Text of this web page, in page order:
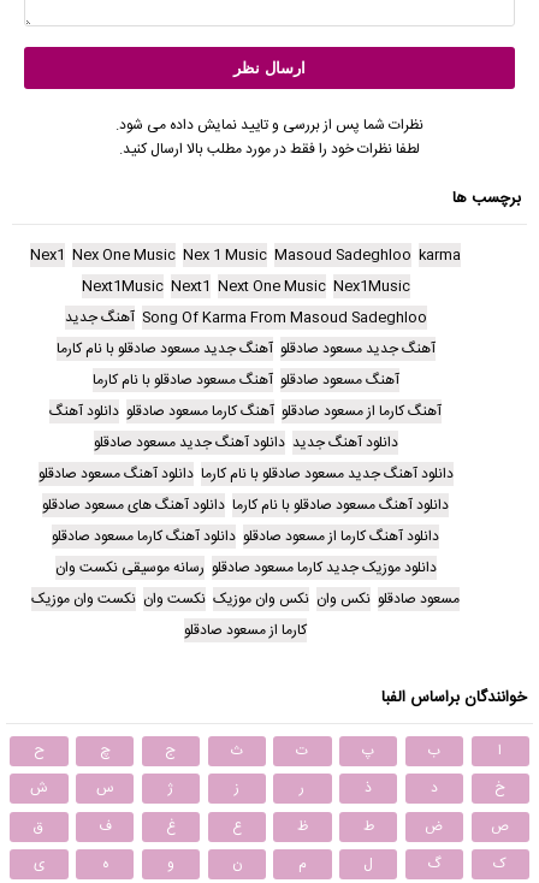
نظرات شما پس از بررسی و تایید نمایش داده می شود.
لطفا نظرات خود را فقط در مورد مطلب بالا ارسال کنید.
برچسب ها
karma
Masoud Sadeghloo
Nex 1 Music
Nex One Music
Nex1
Nex1Music
Next One Music
Next1
Next1Music
Song Of Karma From Masoud Sadeghloo آهنگ جدید
آهنگ جدید مسعود صادقلو آهنگ جدید مسعود صادقلو با نام کارما
آهنگ مسعود صادقلو آهنگ مسعود صادقلو با نام کارما
آهنگ کارما از مسعود صادقلو آهنگ کارما مسعود صادقلو دانلود آهنگ
دانلود آهنگ جدید دانلود آهنگ جدید مسعود صادقلو
دانلود آهنگ جدید مسعود صادقلو با نام کارما دانلود آهنگ مسعود صادقلو
دانلود آهنگ مسعود صادقلو با نام کارما دانلود آهنگ های مسعود صادقلو
دانلود آهنگ کارما از مسعود صادقلو دانلود آهنگ کارما مسعود صادقلو
دانلود موزیک جدید کارما مسعود صادقلو رسانه موسیقی نکست وان
مسعود صادقلو نکس وان نکس وان موزیک نکست وان نکست وان موزیک
کارما از مسعود صادقلو
خوانندگان براساس الفبا
ا ب پ ت ث ج چ
ح
خ
د ذ ر ز ژ س
ش
ص
ض ط ظ ع غ ف
ق
ک
گ ل م ن و ه ی